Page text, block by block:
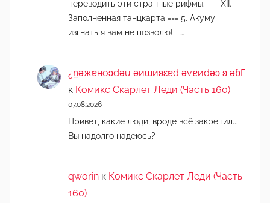
переводить эти странные рифмы. === XII.
Заполненная танцкарта === 5. Акуму
изгнать я вам не позволю! …
¿n̯ǝжɐноɔdǝu ǝиɯиʚεɐd ǝvɐиdǝɔ ʚ ǝɓГ
к Комикс Скарлет Леди (Часть 160)
07.08.2026
Привет, какие люди, вроде всё закрепил...
Вы надолго надеюсь?
qworin к Комикс Скарлет Леди (Часть
160)